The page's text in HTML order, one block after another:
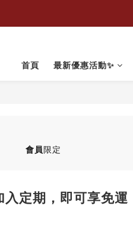
首頁
最新優惠活動✨
會員限定
入定期，即可享免運